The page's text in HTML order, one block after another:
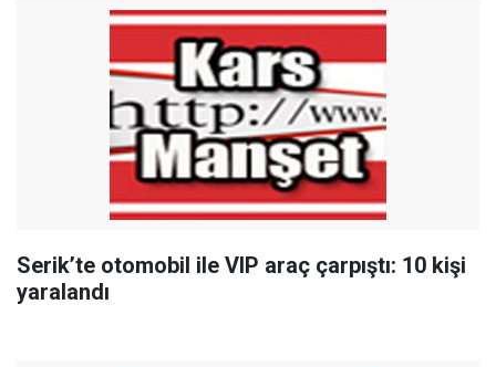
Serik’te otomobil ile VIP araç çarpıştı: 10 kişi
yaralandı